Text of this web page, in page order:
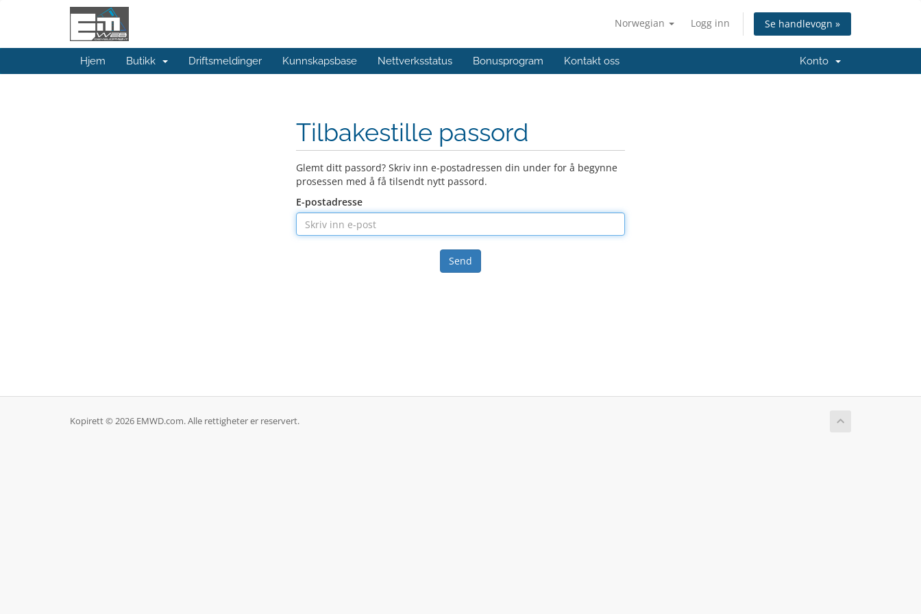
Norwegian Logg inn Se handlevogn »
Hjem Butikk Driftsmeldinger Kunnskapsbase Nettverksstatus Bonusprogram Kontakt oss Konto
Tilbakestille passord
Glemt ditt passord? Skriv inn e-postadressen din under for å begynne
prosessen med å få tilsendt nytt passord.
E-postadresse
Send
Kopirett © 2026 EMWD.com. Alle rettigheter er reservert.